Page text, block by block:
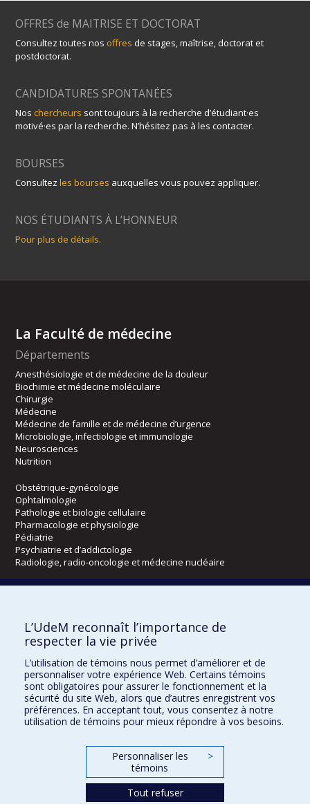
OFFRES de MAITRISE ET DOCTORAT
Consultez toutes nos offres de stages, maîtrise, doctorat et
postdoctorat.
CANDIDATURES SPONTANÉES
Noschercheurs sont toujours à la recherche d’étudiant·es
motivé·es par la recherche. N’hésitez pas à les contacter.
BOURSES
Consultezles bourses auxquelles vous pouvez appliquer.
NOS ÉTUDIANTS À L’HONNEUR
Pour plus de détails.
La Faculté de médecine
Départements
Anesthésiologie et de médecine de la douleur
Biochimie et médecine moléculaire
Chirurgie
Médecine
Médecine de famille et de médecine d’urgence
Microbiologie, infectiologie et immunologie
Neurosciences
Nutrition
Obstétrique-gynécologie
Ophtalmologie
Pathologie et biologie cellulaire
Pharmacologie et physiologie
Pédiatrie
Psychiatrie et d’addictologie
Radiologie, radio-oncologie et médecine nucléaire
Kinésiologie et des sciences de l’activité physique
Orthophonie et audiologie
Directions
DPC
CPASS
L’UdeM reconnaît l’importance de
respecter la vie privée
L’utilisation de témoins nous permet d’améliorer et de
personnaliser votre expérience Web. Certains témoins
sont obligatoires pour assurer le fonctionnement et la
sécurité du site Web, alors que d’autres enregistrent vos
préférences. En acceptant tout, vous consentez à notre
utilisation de témoins pour mieux répondre à vos besoins.
Personnaliser les
témoins
>
Tout refuser